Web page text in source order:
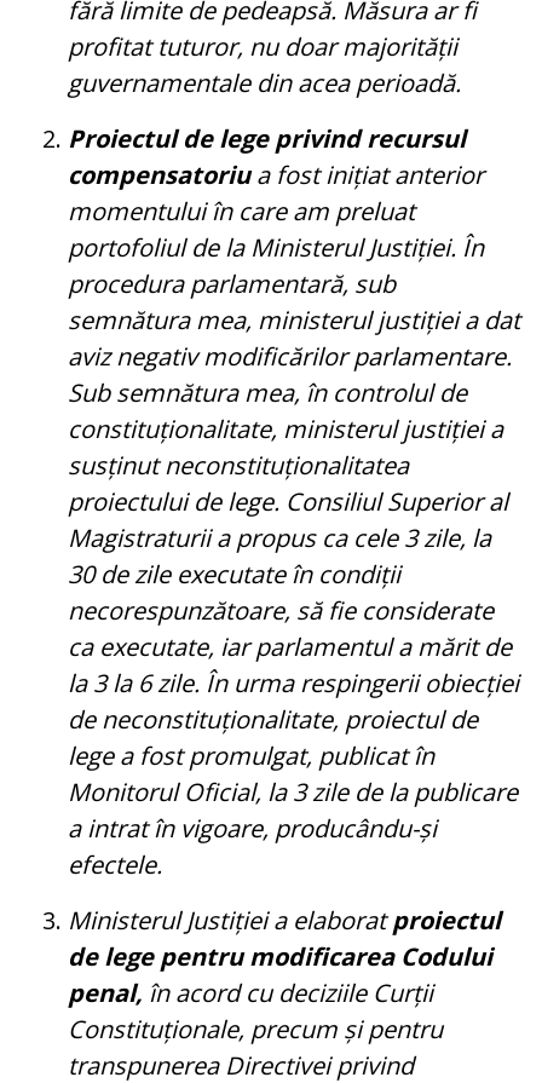
fără limite de pedeapsă. Măsura ar fi
profitat tuturor, nu doar majorității
guvernamentale din acea perioadă.
Proiectul de lege privind recursul
compensatoriua fost inițiat anterior
momentului în care am preluat
portofoliul de la Ministerul Justiției. În
procedura parlamentară, sub
semnătura mea, ministerul justiției a dat
aviz negativ modificărilor parlamentare.
Sub semnătura mea, în controlul de
constituționalitate, ministerul justiției a
susținut neconstituționalitatea
proiectului de lege. Consiliul Superior al
Magistraturii a propus ca cele 3 zile, la
30 de zile executate în condiții
necorespunzătoare, să fie considerate
ca executate, iar parlamentul a mărit de
la 3 la 6 zile. În urma respingerii obiecției
de neconstituționalitate, proiectul de
lege a fost promulgat, publicat în
Monitorul Oficial, la 3 zile de la publicare
a intrat în vigoare, producându-și
efectele.
Ministerul Justiției a elaboratproiectul
de lege pentru modificarea Codului
penal, în acord cu deciziile Curții
Constituționale, precum și pentru
transpunerea Directivei privind